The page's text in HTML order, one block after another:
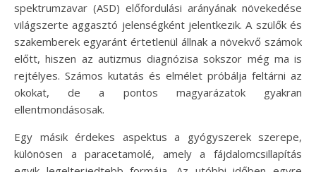
spektrumzavar (ASD) előfordulási arányának növekedése
világszerte aggasztó jelenségként jelentkezik. A szülők és
szakemberek egyaránt értetlenül állnak a növekvő számok
előtt, hiszen az autizmus diagnózisa sokszor még ma is
rejtélyes. Számos kutatás és elmélet próbálja feltárni az
okokat, de a pontos magyarázatok gyakran
ellentmondásosak.
Egy másik érdekes aspektus a gyógyszerek szerepe,
különösen a paracetamolé, amely a fájdalomcsillapítás